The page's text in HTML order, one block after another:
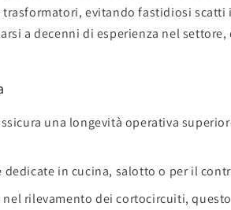
evitando fastidiosi
a decenni di esperienza nel
una longevità operativa
in cucina, salotto o per il
rilevamento dei cortocircuiti,